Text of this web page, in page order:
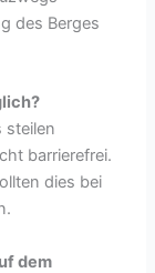
des Berges
steilen
barrierefrei.
dies bei
dem